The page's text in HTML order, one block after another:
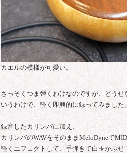
カエルの模様が可愛い。
さっそくつま弾くわけなのですが、どう
いうわけで、軽く即興的に録ってみました。
録音したカリンバに加え、
カリンバのWAVをそのままMeloDyneで
軽くエフェクトして、手弾きで白玉かぶせ